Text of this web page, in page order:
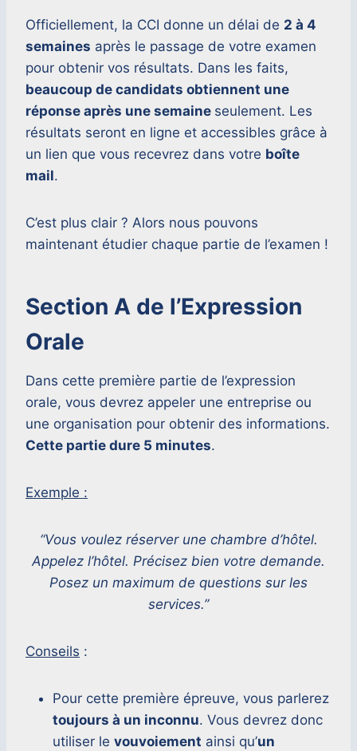
Officiellement, la CCI donne un délai de 2 à 4
semaines après le passage de votre examen
pour obtenir vos résultats. Dans les faits,
beaucoup de candidats obtiennent une
réponse après une semaine seulement. Les
résultats seront en ligne et accessibles grâce à
un lien que vous recevrez dans votre boîte
mail.
C’est plus clair ? Alors nous pouvons
maintenant étudier chaque partie de l’examen !
Section A de l’Expression
Orale
Dans cette première partie de l’expression
orale, vous devrez appeler une entreprise ou
une organisation pour obtenir des informations.
Cette partie dure 5 minutes.
Exemple :
“Vous voulez réserver une chambre d’hôtel.
Appelez l’hôtel. Précisez bien votre demande.
Posez un maximum de questions sur les
services.”
Conseils :
Pour cette première épreuve, vous parlerez
toujours à un inconnu. Vous devrez donc
utiliser le vouvoiement ainsi qu’un